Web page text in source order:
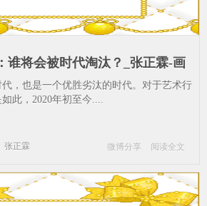
谁将会被时代淘汰？_张正霖-画
艺术家-艺术品-市场
，也是一个优胜劣汰的时代。对于艺术行
此，2020年初至今....
张正霖
微博分享 阅读全文